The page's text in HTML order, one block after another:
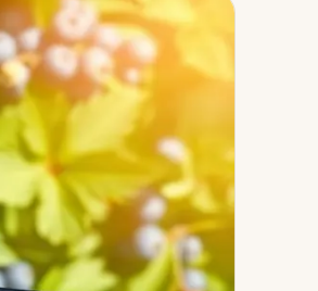
panelden devam et.
müşteri hesabı
/ çiftçi paneli
alıcı paneli